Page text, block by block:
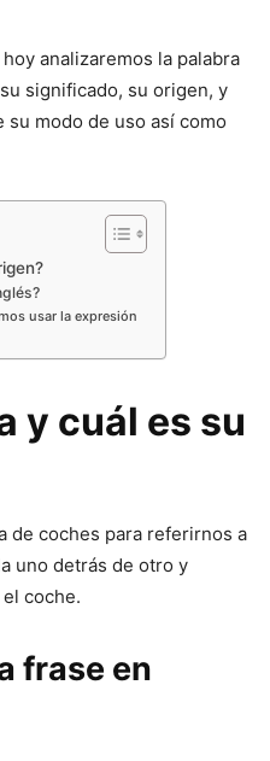
analizaremos la palabra
significado, su origen, y
modo de uso así como
usar la expresión
y cuál es su
de coches para referirnos a
uno detrás de otro y
coche.
frase en